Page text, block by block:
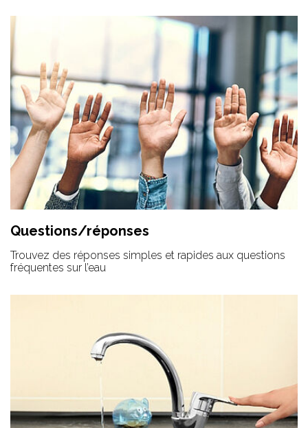
Questions/réponses
Trouvez des réponses simples et rapides aux questions
fréquentes sur l’eau